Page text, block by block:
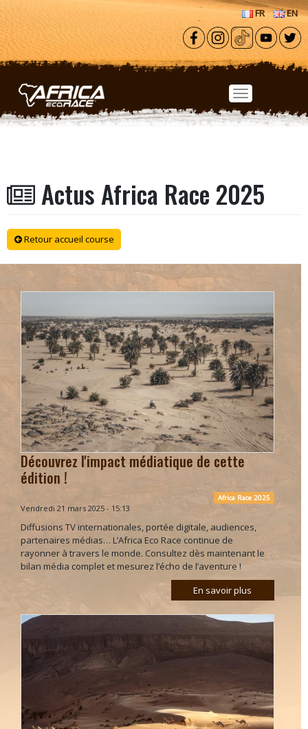
Aller au contenu principal
FR EN
Actus Africa Race 2025
Retour accueil course
Découvrez l'impact médiatique de cette
édition !
Africa Race 2025
Vendredi 21 mars 2025 - 15:13
Diffusions TV internationales, portée digitale, audiences,
partenaires médias… L’Africa Eco Race continue de
rayonner à travers le monde. Consultez dès maintenant le
bilan média complet et mesurez l’écho de l’aventure !
En savoir plus